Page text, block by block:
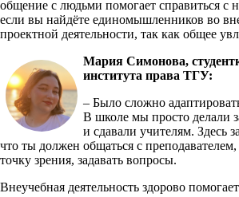
общение с людьми помогает справиться с
если вы найдёте единомышленников во
проектной деятельности, так как общее
Мария Симонова,
института права ТГУ:
– Было сложно
В школе мы просто делали
и сдавали учителям. Здесь
что ты должен общаться с
точку зрения, задавать вопросы.
Внеучебная деятельность здорово